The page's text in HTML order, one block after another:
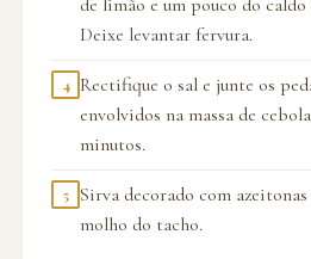
de limão e um pouco do
Deixe levantar fervura.
4 Rectifique o sal e junte os
envolvidos na massa de
minutos.
5
Sirva decorado com
molho do tacho.